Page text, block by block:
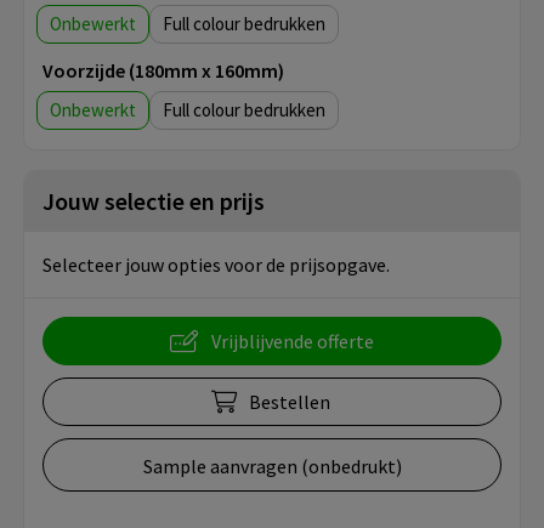
Onbewerkt Full colour
Voorzijde (180mm x 160mm)
Onbewerkt Full colour
Jouw selectie en prijs
Selecteer jouw opties voor de prijsopgave.
Vrijblijvende offerte
Bestellen
Sample aanvragen (onbedrukt)